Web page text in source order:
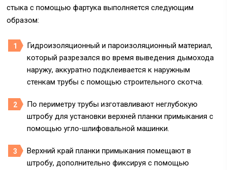
стыка с помощью фартука выполняется следующим
образом:
Гидроизоляционный и пароизоляционный материал,
который разрезался во время выведения дымохода
наружу, аккуратно подклеивается к наружным
стенкам трубы с помощью строительного скотча.
По периметру трубы изготавливают неглубокую
штробу для установки верхней планки примыкания с
помощью угло-шлифовальной машинки.
Верхний край планки примыкания помещают в
штробу, дополнительно фиксируя с помощью